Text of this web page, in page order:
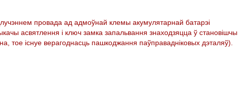
провада ад адмоўнай клемы акумулятарнай батарэі
асвятлення і ключ замка запальвання знаходзяцца ў становішчы
тое існуе верагоднасць пашкоджання паўправадніковых дэталяў).